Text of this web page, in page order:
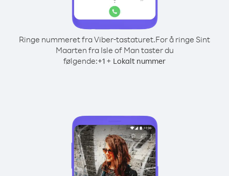
Ringe nummeret fra Viber-tastaturet.For å ringe Sint
Maarten fra Isle of Man taster du
følgende:+1 + Lokalt nummer